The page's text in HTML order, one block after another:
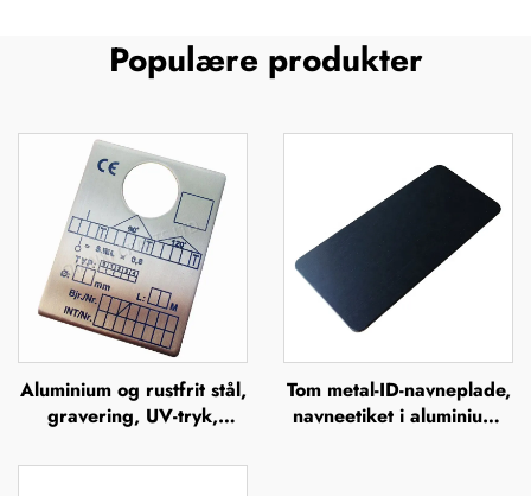
Populære produkter
Aluminium og rustfrit stål,
gravering, UV-tryk,
metalnavneplader,
Tom metal-ID-navneplade,
navneetiket i aluminium,